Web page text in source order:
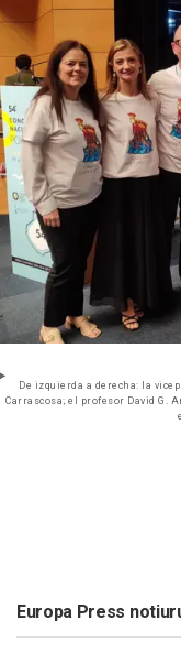
De izquierda a derecha: la
Carrascosa; el profesor David G.
Europa Press